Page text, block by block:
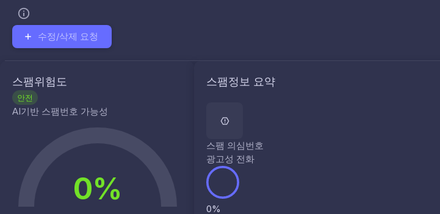
수정/삭제 요청
스팸위험도
안전
AI기반 스팸번호 가능성
0%
스팸정보 요약
스팸 의심번호
광고성 전화
0%